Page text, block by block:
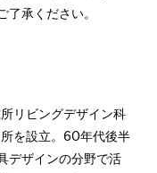
了承ください。
リビングデザイン科
を設立。60年代後半
デザインの分野で活